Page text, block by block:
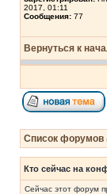
2017, 01:11
Сообщения: 77
Вернуться к
Список форумов
Кто сейчас на
Сейчас этот форум